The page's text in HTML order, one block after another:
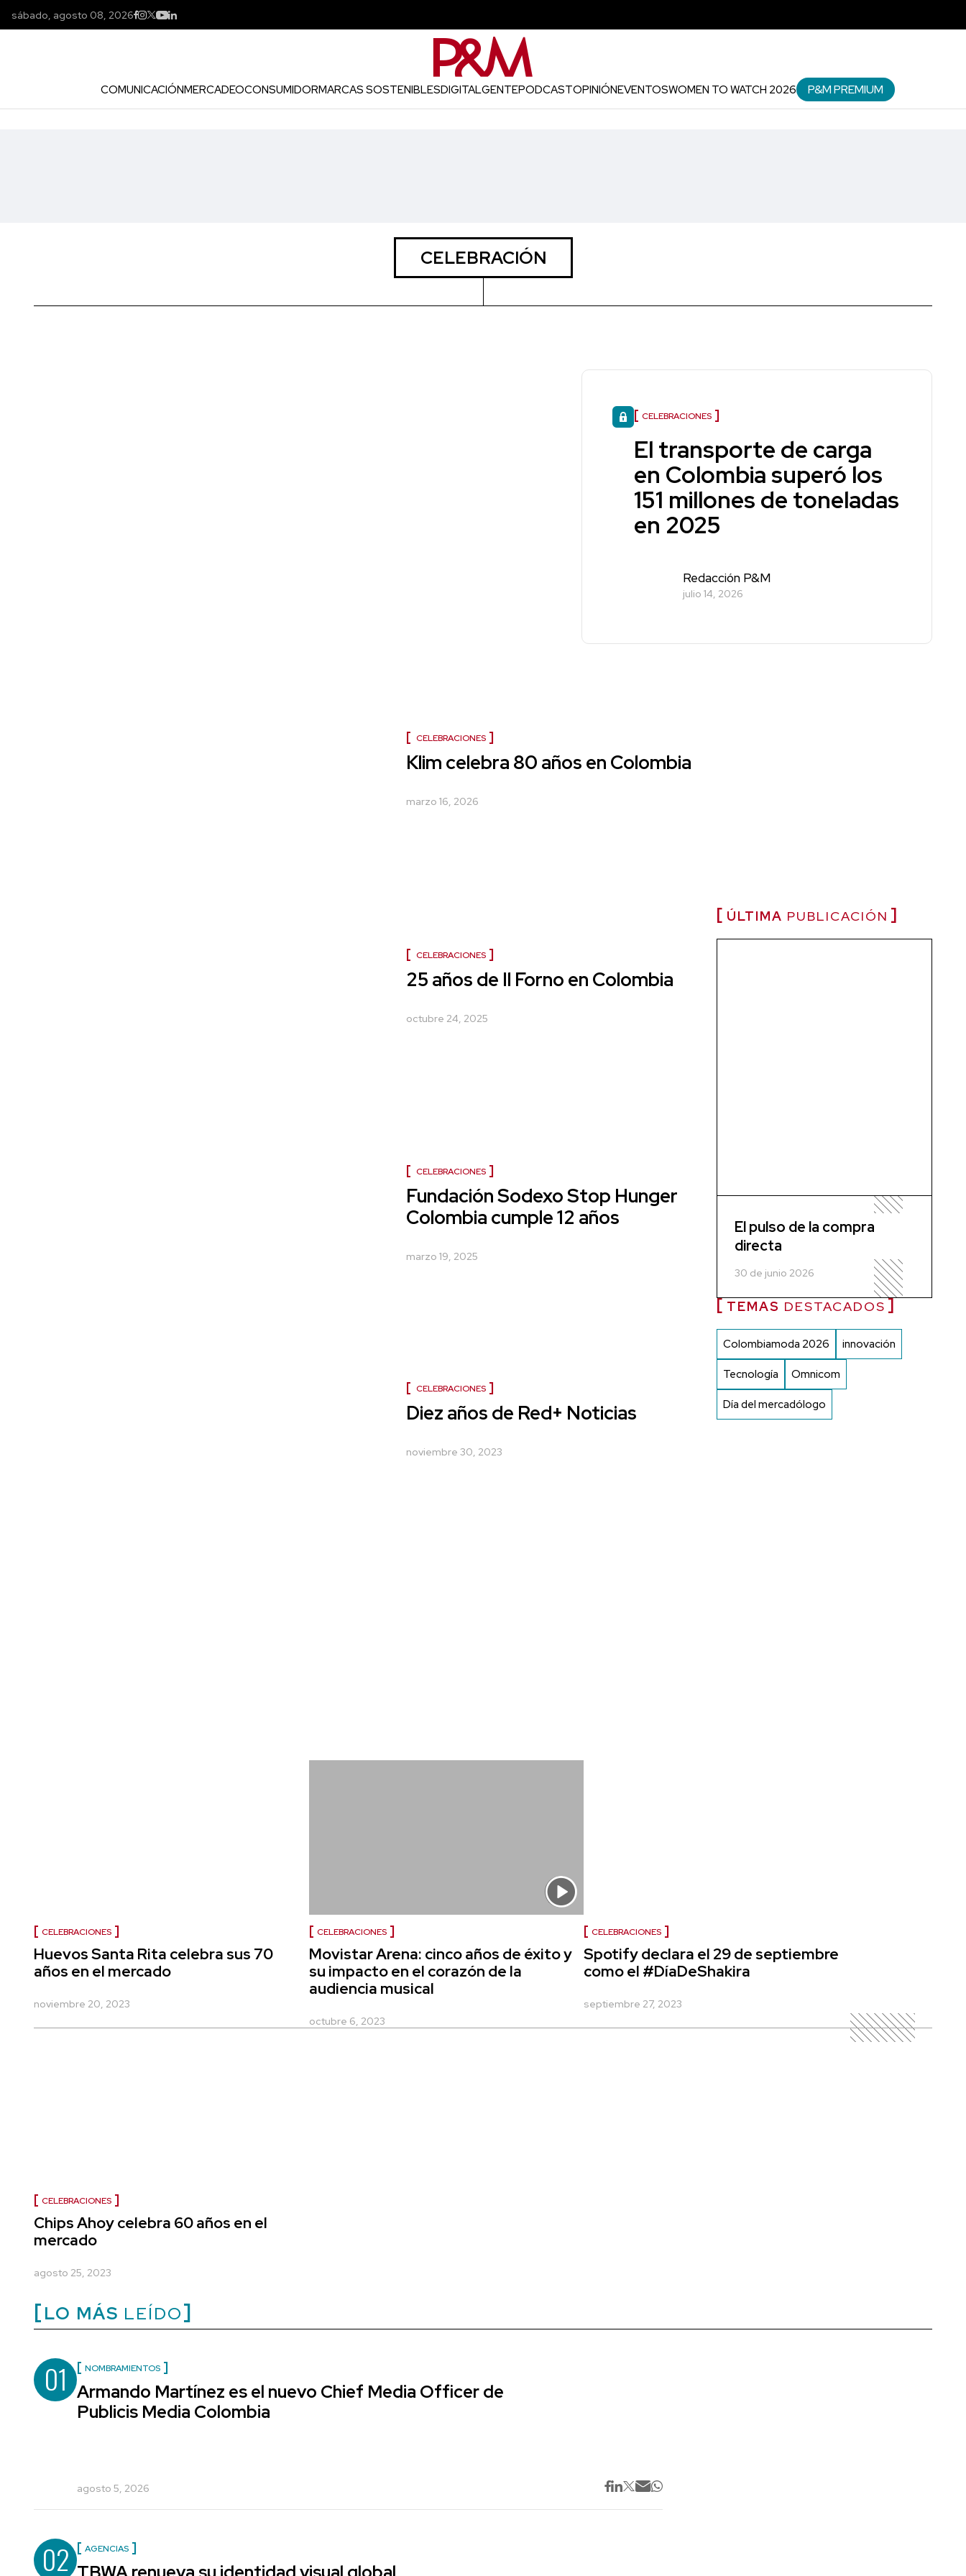
sábado, agosto 08, 2026
COMUNICACIÓNMERCADEOCONSUMIDORMARCAS SOSTENIBLESDIGITALGENTEPODCASTOPINIÓNEVENTOSWOMEN TO WATCH 2026 P&M PREMIUM
CELEBRACIÓN
CELEBRACIONES
El transporte de carga
en Colombia superó los
151 millones de toneladas
en 2025
Redacción P&M
julio 14, 2026
CELEBRACIONES
Klim celebra 80 años en Colombia
marzo 16, 2026
CELEBRACIONES
25 años de Il Forno en Colombia
octubre 24, 2025
CELEBRACIONES
Fundación Sodexo Stop Hunger
Colombia cumple 12 años
marzo 19, 2025
CELEBRACIONES
Diez años de Red+ Noticias
noviembre 30, 2023
ÚLTIMA PUBLICACIÓN
El pulso de la compra
directa
30 de junio 2026
TEMAS DESTACADOS
Colombiamoda 2026 innovación
Tecnología Omnicom
Día del mercadólogo
CELEBRACIONES
Huevos Santa Rita celebra sus 70
años en el mercado
noviembre 20, 2023
CELEBRACIONES
Movistar Arena: cinco años de éxito y
su impacto en el corazón de la
audiencia musical
octubre 6, 2023
CELEBRACIONES
Spotify declara el 29 de septiembre
como el #DíaDeShakira
septiembre 27, 2023
CELEBRACIONES
Chips Ahoy celebra 60 años en el
mercado
agosto 25, 2023
LO MÁS LEÍDO
01 NOMBRAMIENTOS
Armando Martínez es el nuevo Chief Media Officer de
Publicis Media Colombia
agosto 5, 2026
02 AGENCIAS